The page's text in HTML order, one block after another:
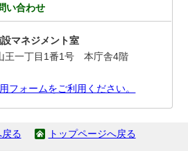
い合わせ
マネジメント室
一丁目1番1号 本庁舎4階
フォームをご利用ください。
る トップページへ戻る